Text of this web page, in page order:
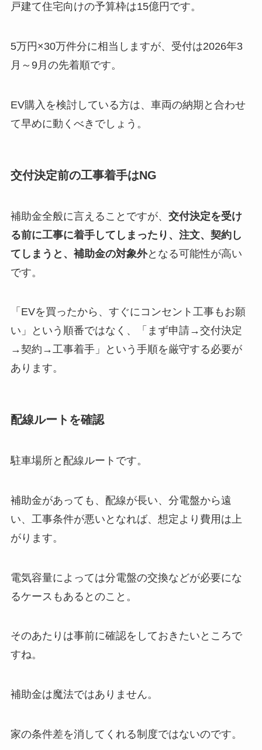
戸建て住宅向けの予算枠は15億円です。
5万円×30万件分に相当しますが、受付は2026年3
月～9月の先着順です。
EV購入を検討している方は、車両の納期と合わせ
て早めに動くべきでしょう。
交付決定前の工事着手はNG
補助金全般に言えることですが、 交付決定を受け
る前に工事に着手してしまったり、注文、契約し
てしまうと、補助金の対象外となる可能性が高い
です。
「EVを買ったから、すぐにコンセント工事もお願
い」という順番ではなく、「まず申請→交付決定
→契約→工事着手」という手順を厳守する必要が
あります。
配線ルートを確認
駐車場所と配線ルートです。
補助金があっても、配線が長い、分電盤から遠
い、工事条件が悪いとなれば、想定より費用は上
がります。
電気容量によっては分電盤の交換などが必要にな
るケースもあるとのこと。
そのあたりは事前に確認をしておきたいところで
すね。
補助金は魔法ではありません。
家の条件差を消してくれる制度ではないのです。